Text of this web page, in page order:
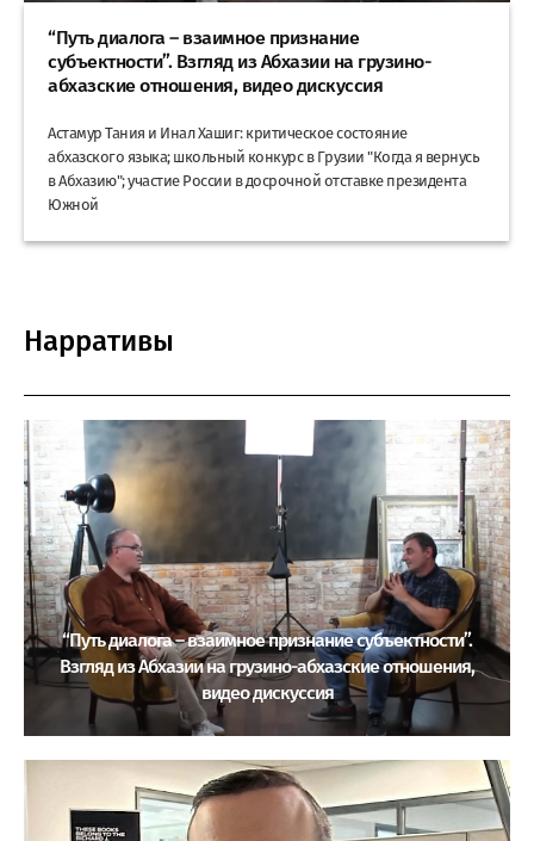
“Путь диалога – взаимное признание
субъектности”. Взгляд из Абхазии на грузино-
абхазские отношения, видео дискуссия
Астамур Тания и Инал Хашиг: критическое состояние
абхазского языка; школьный конкурс в Грузии "Когда я вернусь
в Абхазию"; участие России в досрочной отставке президента
Южной
Нарративы
“Путь диалога – взаимное признание субъектности”.
Взгляд из Абхазии на грузино-абхазские отношения,
видео дискуссия